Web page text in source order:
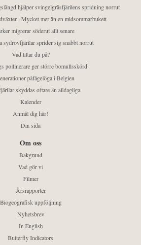
hjälper svingelgräsfjärilens spridning norrut
Mycket mer än en midsommarbukett
migrerar söderut allt senare
sydrovfjärilar sprider sig snabbt norrut
Vad tittar du på?
pollinerare ger större bomullsskörd
påfågelöga i Belgien
skyddas oftare än alldagliga
Kalender
Anmäl dig här!
Din sida
Om oss
Bakgrund
Vad gör vi
Filmer
Årsrapporter
Biogeografisk uppföljning
Nyhetsbrev
In English
Butterfly Indicators